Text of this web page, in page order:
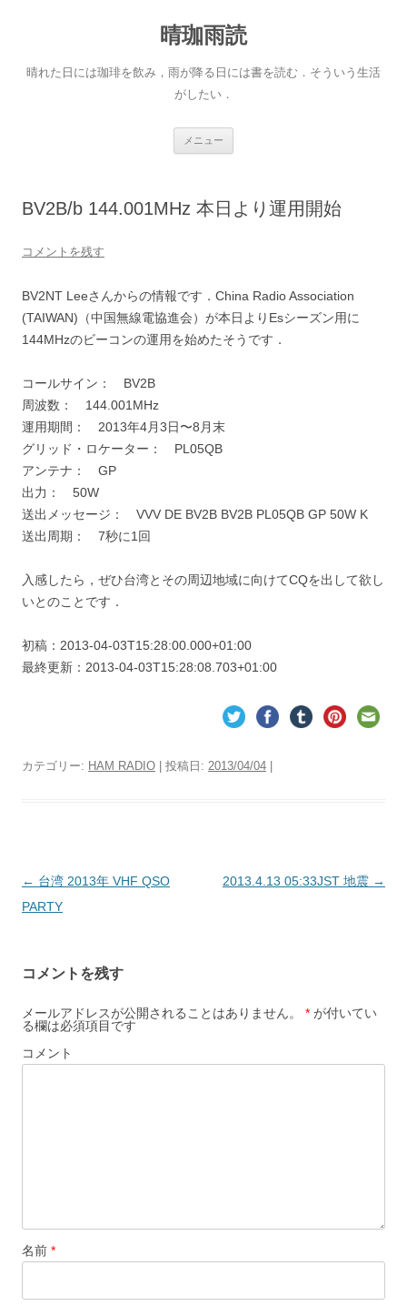
晴珈雨読
晴れた日には珈琲を飲み，雨が降る日には書を読む．そういう生活
がしたい．
メニュー
ス
BV2B/b 144.001MHz 本日より運用開始
コメントを残す
BV2NT Leeさんからの情報です．China Radio Association
(TAIWAN)（中国無線電協進会）が本日よりEsシーズン用に
144MHzのビーコンの運用を始めたそうです．
コールサイン： BV2B
周波数： 144.001MHz
運用期間： 2013年4月3日〜8月末
グリッド・ロケーター： PL05QB
アンテナ： GP
出力： 50W
送出メッセージ： VVV DE BV2B BV2B PL05QB GP 50W K
送出周期： 7秒に1回
入感したら，ぜひ台湾とその周辺地域に向けてCQを出して欲し
いとのことです．
初稿：2013-04-03T15:28:00.000+01:00
最終更新：2013-04-03T15:28:08.703+01:00
カテゴリー: HAM RADIO | 投稿日: 2013/04/04
投
稿
ゲ
ー
シ
ョ
← 台湾 2013年 VHF QSO
PARTY
2013.4.13 05:33JST 地震 →
コメントを残す
メールアドレスが公開されることはありません。 * が付いてい
る欄は必須項目です
コメント
名前 *